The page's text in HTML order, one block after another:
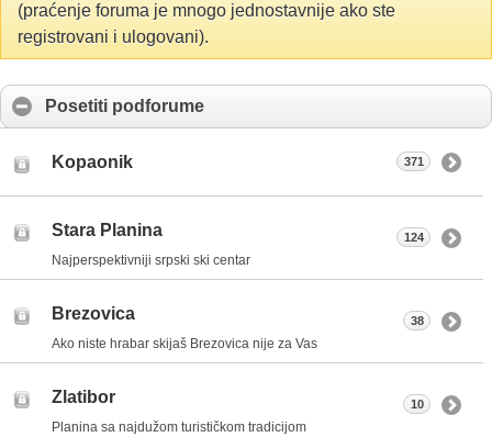
(praćenje foruma je mnogo jednostavnije ako ste
registrovani i ulogovani).
Posetiti podforume
Kopaonik 371
Stara Planina
Najperspektivniji srpski ski centar
124
Brezovica
Ako niste hrabar skijaš Brezovica nije za Vas
38
Zlatibor
Planina sa najdužom turističkom tradicijom
10